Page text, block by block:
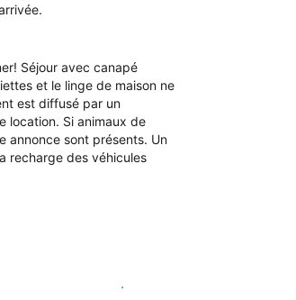
Séjour avec canapé
et le linge de maison ne
est diffusé par un
location. Si animaux de
annonce sont présents. Un
recharge des véhicules
Voir les disponibilités